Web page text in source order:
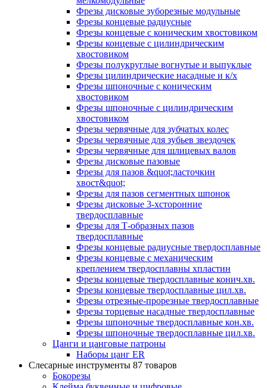
Фрезы дисковые зуборезные модульные
Фрезы концевые радиусные
Фрезы концевые с коническим хвостовиком
Фрезы концевые с цилиндрическим
хвостовиком
Фрезы полукруглые вогнутые и выпуклые
Фрезы цилиндрические насадные и к/х
Фрезы шпоночные с коническим
хвостовиком
Фрезы шпоночные с цилиндрическим
хвостовиком
Фрезы червячные для зубчатых колес
Фрезы червячные для зубьев звездочек
Фрезы червячные для шлицевых валов
Фрезы дисковые пазовые
Фрезы для пазов &quot;ласточкин
хвост&quot;
Фрезы для пазов сегментных шпонок
Фрезы дисковые 3-хсторонние
твердосплавные
Фрезы для Т-образных пазов
твердосплавные
Фрезы концевые радиусные твердосплавные
Фрезы концевые с механическим
креплением твердосплавны хпластин
Фрезы концевые твердосплавные конич.хв.
Фрезы концевые твердосплавные цил.хв.
Фрезы отрезные-прорезные твердосплавные
Фрезы торцевые насадные твердосплавные
Фрезы шпоночные твердосплавные кон.хв.
Фрезы шпоночные твердосплавные цил.хв.
Цанги и цанговые патроны
Наборы цанг ER
Слесарные инструменты 87 товаров
Бокорезы